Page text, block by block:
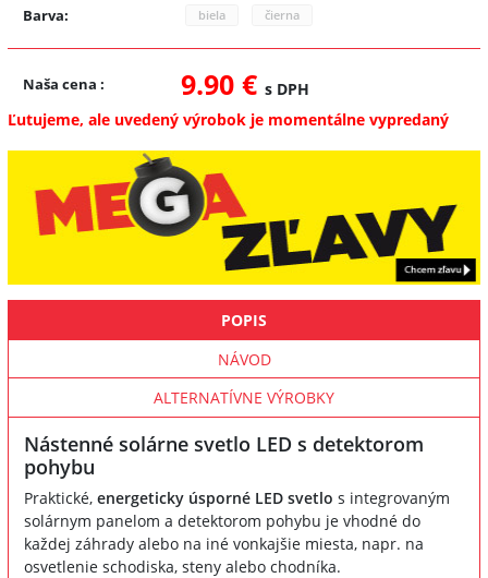
Barva: biela čierna
Naša cena : 9.90 € s DPH
Ľutujeme, ale uvedený výrobok je momentálne vypredaný
POPIS
NÁVOD
ALTERNATÍVNE VÝROBKY
Nástenné solárne svetlo LED s detektorom
pohybu
Praktické, energeticky úsporné LED svetlo s integrovaným
solárnym panelom a detektorom pohybu je vhodné do
každej záhrady alebo na iné vonkajšie miesta, napr. na
osvetlenie schodiska, steny alebo chodníka.